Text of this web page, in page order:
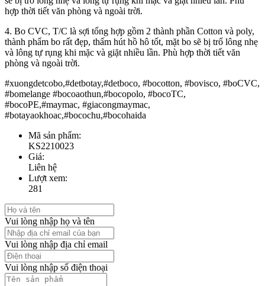
hợp thời tiết văn phòng và ngoài trời.
4. Bo CVC, T/C là sợi tổng hợp gồm 2 thành phần Cotton và poly,
thành phẩm bo rất đẹp, thấm hút hồ hô tốt, mặt bo sẽ bị trổ lông nhẹ
và lông tự rụng khi mặc và giặt nhiều lần. Phù hợp thời tiết văn
phòng và ngoài trời.
#xuongdetcobo,#detbotay,#detboco, #bocotton, #bovisco, #boCVC,
#bomelange #bocoaothun,#bocopolo, #bocoTC,
#bocoPE,#maymac, #giacongmaymac,
#botayaokhoac,#bocochu,#bocohaida
Mã sản phẩm:
KS2210023
Giá:
Liên hệ
Lượt xem:
281
Vui lòng nhập họ và tên
Vui lòng nhập địa chỉ email
Vui lòng nhập số điện thoại